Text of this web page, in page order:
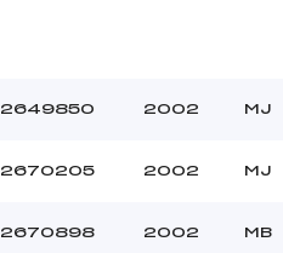
–
2002 MJ
2002 MJ
2002 MB